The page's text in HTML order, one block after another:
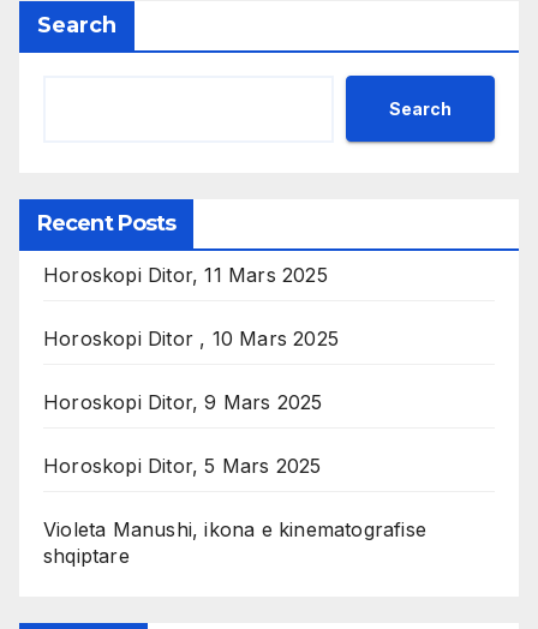
Search
Search
Recent Posts
Horoskopi Ditor, 11 Mars 2025
Horoskopi Ditor , 10 Mars 2025
Horoskopi Ditor, 9 Mars 2025
Horoskopi Ditor, 5 Mars 2025
Violeta Manushi, ikona e kinematografise
shqiptare